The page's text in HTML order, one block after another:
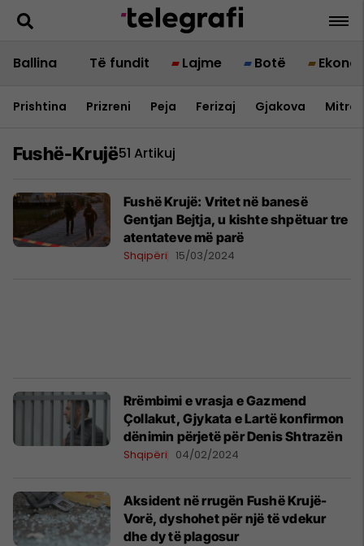
Ballina Të fundit Lajme Botë
Prishtina Prizreni Peja Ferizaj Gjakova
Fushë-Krujë51 Artikuj
Fushë Krujë: Vritet në banesë
Gentjan Bejtja, u kishte shpëtuar tre
atentateve më parë
Shqipëri 15/03/2024
Rrëmbimi e vrasja e Gazmend
Çollakut, Gjykata e Lartë konfirmon
dënimin përjetë për Denis Shtrazën
Shqipëri 04/02/2024
Aksident në rrugën Fushë Krujë-
Vorë, dyshohet për një të vdekur
dhe dy të plagosur